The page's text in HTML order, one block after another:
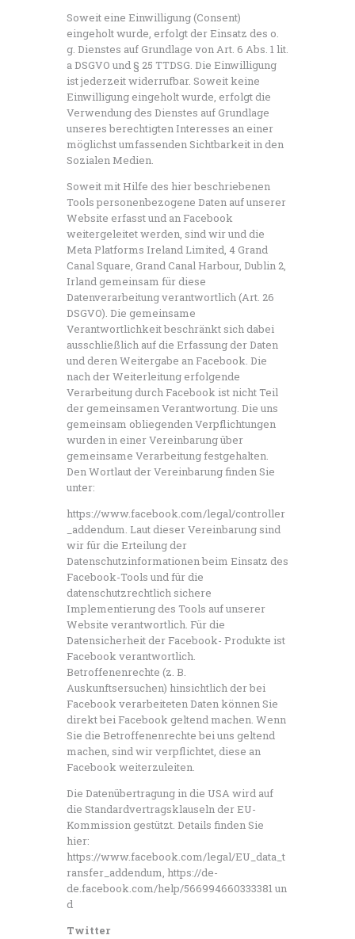
Soweit eine Einwilligung (Consent)
eingeholt wurde, erfolgt der Einsatz des o.
g. Dienstes auf Grundlage von Art. 6 Abs. 1 lit.
a DSGVO und § 25 TTDSG. Die Einwilligung
ist jederzeit widerrufbar. Soweit keine
Einwilligung eingeholt wurde, erfolgt die
Verwendung des Dienstes auf Grundlage
unseres berechtigten Interesses an einer
möglichst umfassenden Sichtbarkeit in den
Sozialen Medien.
Soweit mit Hilfe des hier beschriebenen
Tools personenbezogene Daten auf unserer
Website erfasst und an Facebook
weitergeleitet werden, sind wir und die
Meta Platforms Ireland Limited, 4 Grand
Canal Square, Grand Canal Harbour, Dublin 2,
Irland gemeinsam für diese
Datenverarbeitung verantwortlich (Art. 26
DSGVO). Die gemeinsame
Verantwortlichkeit beschränkt sich dabei
ausschließlich auf die Erfassung der Daten
und deren Weitergabe an Facebook. Die
nach der Weiterleitung erfolgende
Verarbeitung durch Facebook ist nicht Teil
der gemeinsamen Verantwortung. Die uns
gemeinsam obliegenden Verpflichtungen
wurden in einer Vereinbarung über
gemeinsame Verarbeitung festgehalten.
Den Wortlaut der Vereinbarung finden Sie
unter:
https://www.facebook.com/legal/controller
_addendum. Laut dieser Vereinbarung sind
wir für die Erteilung der
Datenschutzinformationen beim Einsatz des
Facebook-Tools und für die
datenschutzrechtlich sichere
Implementierung des Tools auf unserer
Website verantwortlich. Für die
Datensicherheit der Facebook- Produkte ist
Facebook verantwortlich.
Betroffenenrechte (z. B.
Auskunftsersuchen) hinsichtlich der bei
Facebook verarbeiteten Daten können Sie
direkt bei Facebook geltend machen. Wenn
Sie die Betroffenenrechte bei uns geltend
machen, sind wir verpflichtet, diese an
Facebook weiterzuleiten.
Die Datenübertragung in die USA wird auf
die Standardvertragsklauseln der EU-
Kommission gestützt. Details finden Sie
hier:
https://www.facebook.com/legal/EU_data_t
ransfer_addendum, https://de-
de.facebook.com/help/566994660333381 un
d
Twitter